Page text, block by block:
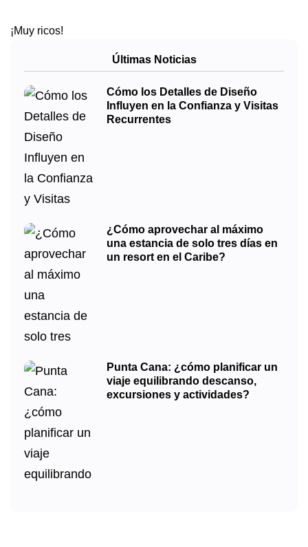
¡Muy ricos!
Últimas Noticias
Cómo los Detalles de Diseño
Influyen en la Confianza y Visitas
Recurrentes
¿Cómo aprovechar al máximo
una estancia de solo tres días en
un resort en el Caribe?
Punta Cana: ¿cómo planificar un
viaje equilibrando descanso,
excursiones y actividades?